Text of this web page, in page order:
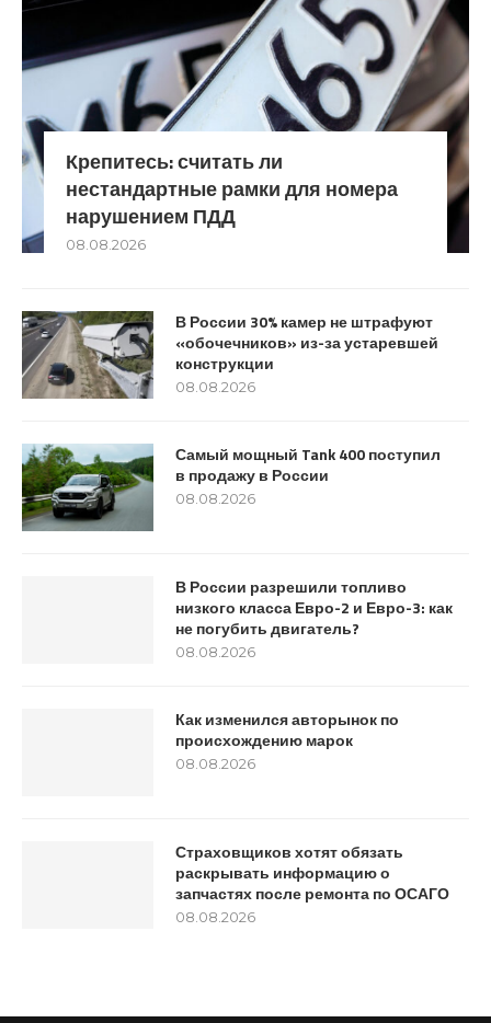
Крепитесь: считать ли
нестандартные рамки для номера
нарушением ПДД
08.08.2026
В России 30% камер не штрафуют
«обочечников» из-за устаревшей
конструкции
08.08.2026
Самый мощный Tank 400 поступил
в продажу в России
08.08.2026
В России разрешили топливо
низкого класса Евро-2 и Евро-3: как
не погубить двигатель?
08.08.2026
Как изменился авторынок по
происхождению марок
08.08.2026
Страховщиков хотят обязать
раскрывать информацию о
запчастях после ремонта по ОСАГО
08.08.2026